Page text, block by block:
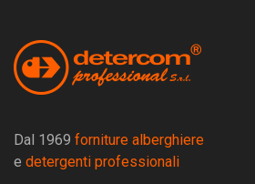
Dal 1969 forniture alberghiere
e detergenti professionali